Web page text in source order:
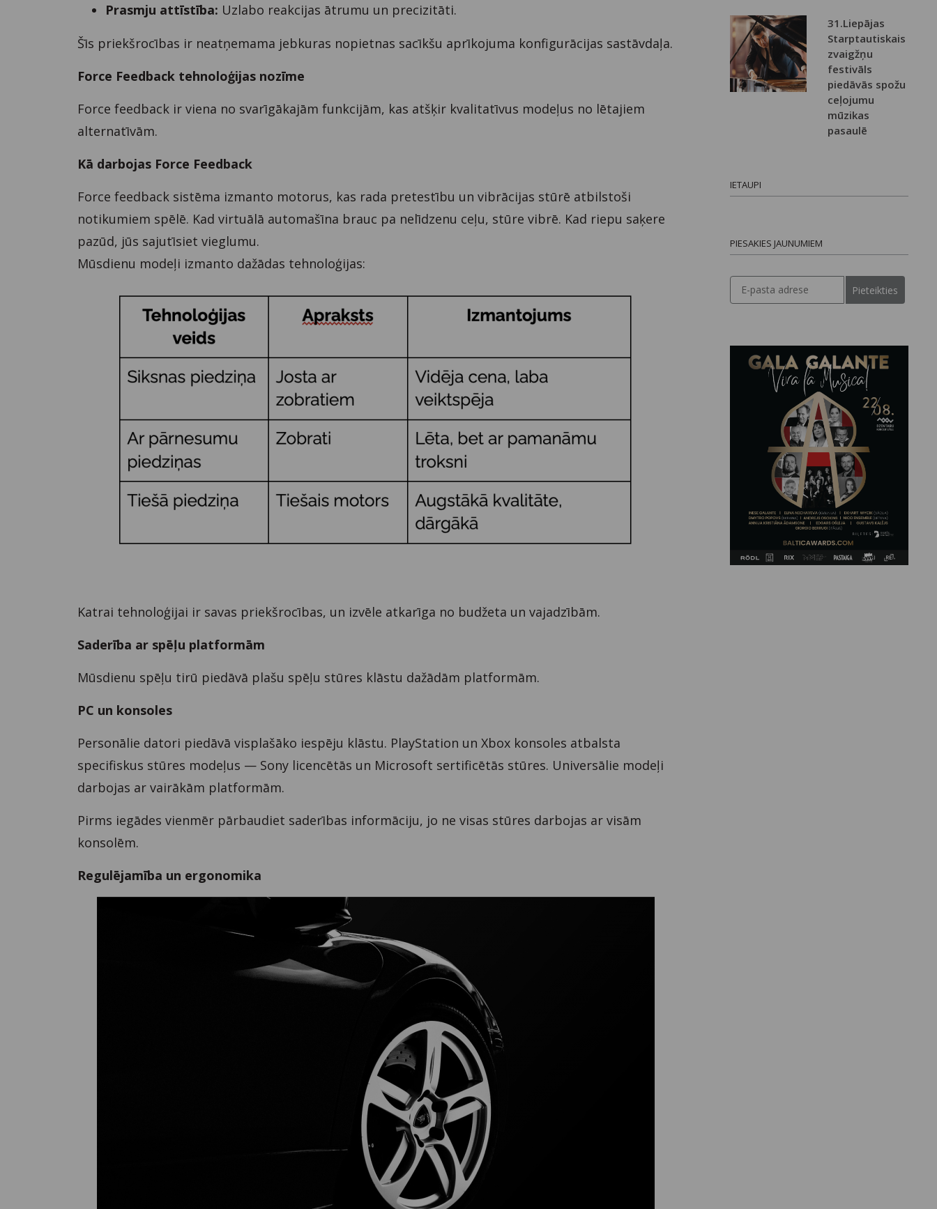
Prasmju attīstība: Uzlabo reakcijas ātrumu un precizitāti.
Šīs priekšrocības ir neatņemama jebkuras nopietnas sacīkšu aprīkojuma konfigurācijas sastāvdaļa.
Force Feedback tehnoloģijas nozīme
Force feedback ir viena no svarīgākajām funkcijām, kas atšķir kvalitatīvus modeļus no lētajiem
alternatīvām.
Kā darbojas Force Feedback
Force feedback sistēma izmanto motorus, kas rada pretestību un vibrācijas stūrē atbilstoši
notikumiem spēlē. Kad virtuālā automašīna brauc pa nelīdzenu ceļu, stūre vibrē. Kad riepu saķere
pazūd, jūs sajutīsiet vieglumu.
Mūsdienu modeļi izmanto dažādas tehnoloģijas:
Katrai tehnoloģijai ir savas priekšrocības, un izvēle atkarīga no budžeta un vajadzībām.
Saderība ar spēļu platformām
Mūsdienu spēļu tirū piedāvā plašu spēļu stūres klāstu dažādām platformām.
PC un konsoles
Personālie datori piedāvā visplašāko iespēju klāstu. PlayStation un Xbox konsoles atbalsta
specifiskus stūres modeļus — Sony licencētās un Microsoft sertificētās stūres. Universālie modeļi
darbojas ar vairākām platformām.
Pirms iegādes vienmēr pārbaudiet saderības informāciju, jo ne visas stūres darbojas ar visām
konsolēm.
Regulējamība un ergonomika
31.Liepājas
Starptautiskais
zvaigžņu
festivāls
piedāvās spožu
ceļojumu
mūzikas
pasaulē
IETAUPI
PIESAKIES JAUNUMIEM
Pieteikties